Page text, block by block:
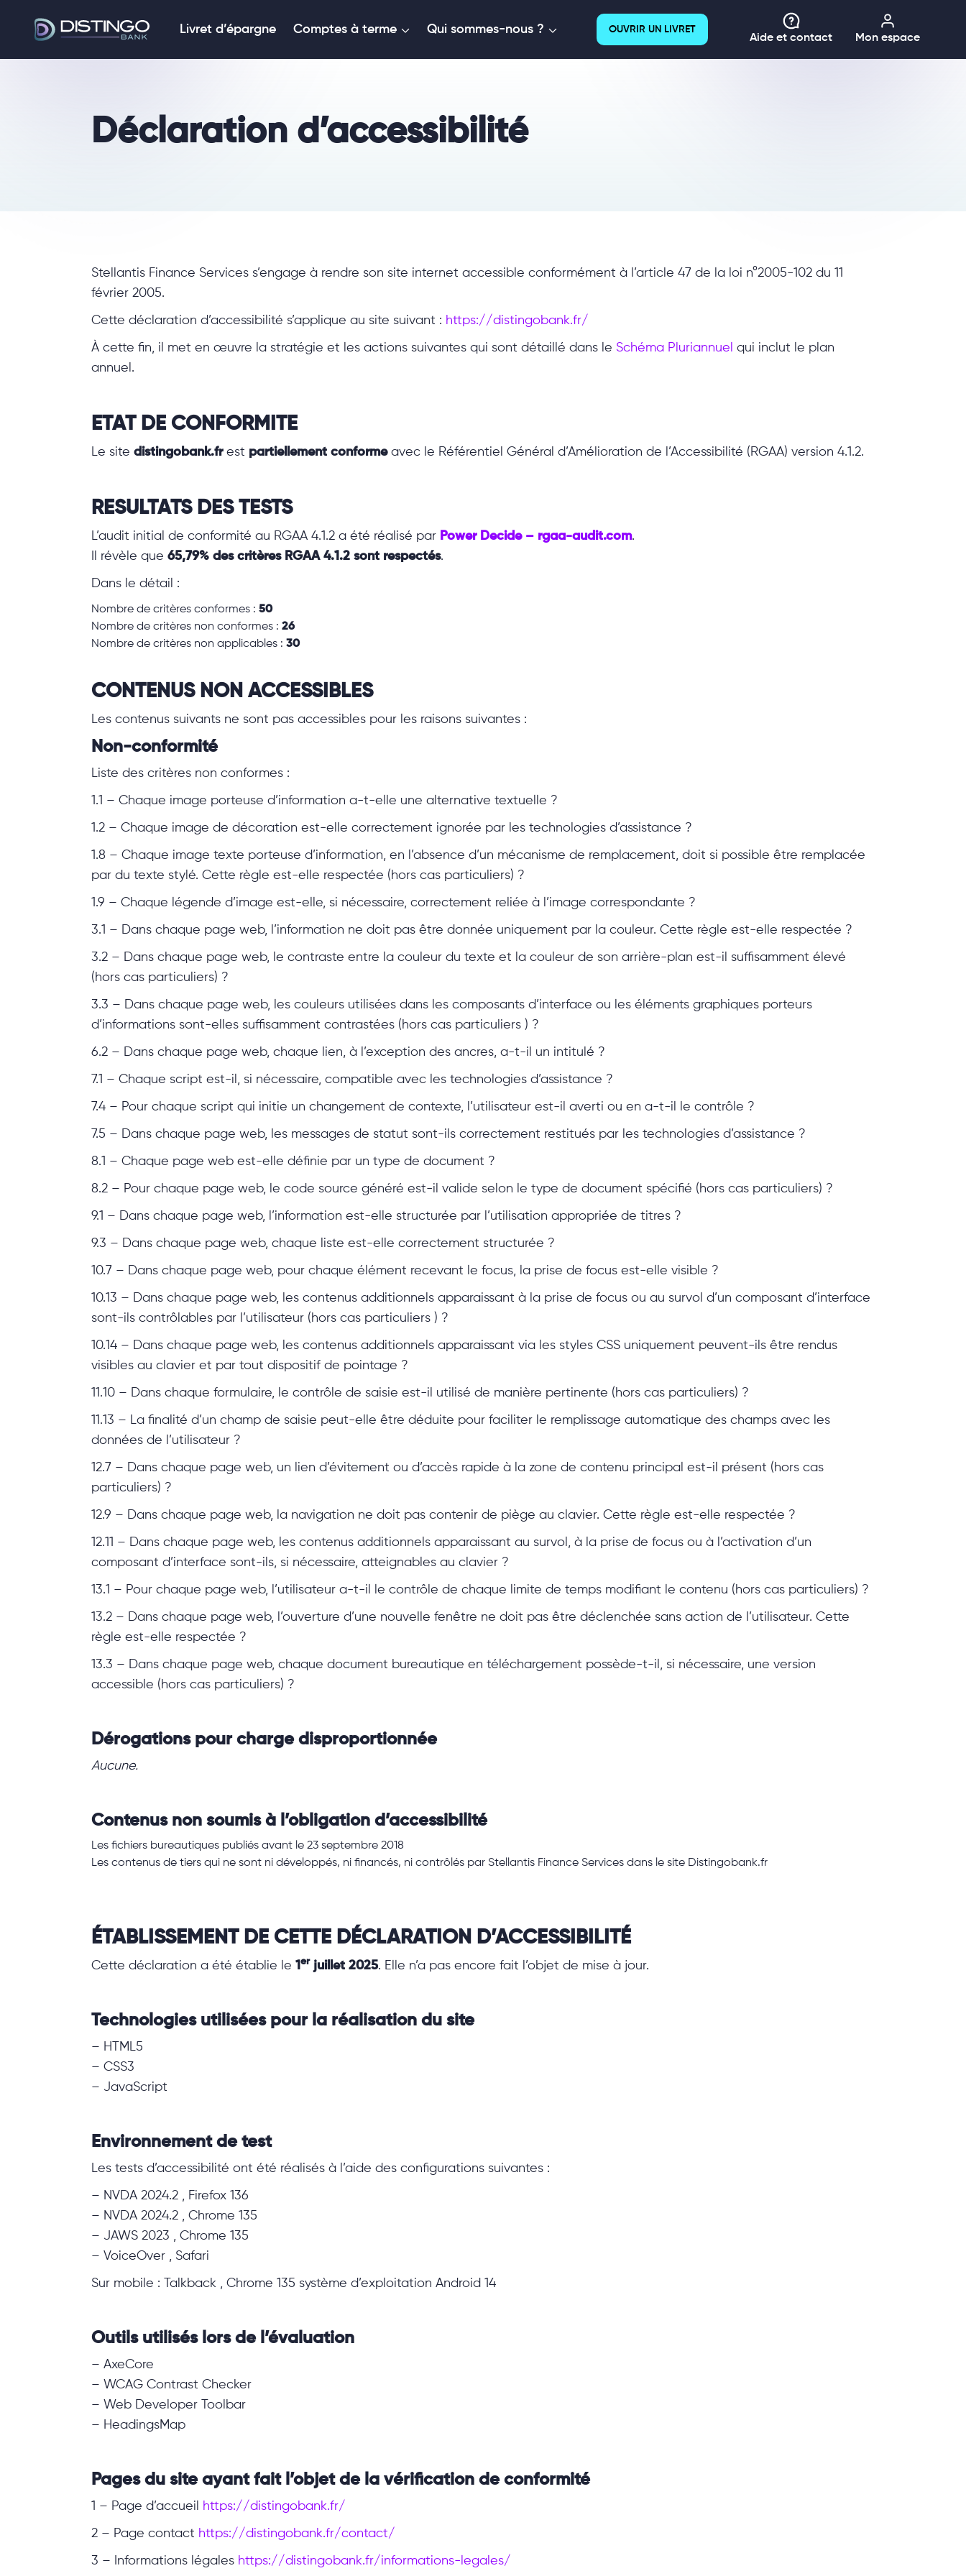
Livret d’épargne Comptes à terme Qui sommes-nous ?
Aide et contact Mon espace
OUVRIR UN LIVRET
Déclaration d’accessibilité
Stellantis Finance Services s’engage à rendre son site internet accessible conformément à l’article 47 de la loi n°2005-102 du 11
février 2005.
Cette déclaration d’accessibilité s’applique au site suivant : https://distingobank.fr/
À cette fin, il met en œuvre la stratégie et les actions suivantes qui sont détaillé dans le Schéma Pluriannuel qui inclut le plan
annuel.
ETAT DE CONFORMITE
Le site distingobank.fr est partiellement conformeavec le Référentiel Général d’Amélioration de l’Accessibilité (RGAA) version 4.1.2.
RESULTATS DES TESTS
L’audit initial de conformité au RGAA 4.1.2 a été réalisé par Power Decide – rgaa-audit.com.
Il révèle que 65,79% des critères RGAA 4.1.2 sont respectés.
Dans le détail :
Nombre de critères conformes : 50
Nombre de critères non conformes : 26
Nombre de critères non applicables : 30
CONTENUS NON ACCESSIBLES
Les contenus suivants ne sont pas accessibles pour les raisons suivantes :
Non-conformité
Liste des critères non conformes :
1.1 – Chaque image porteuse d’information a-t-elle une alternative textuelle ?
1.2 – Chaque image de décoration est-elle correctement ignorée par les technologies d’assistance ?
1.8 – Chaque image texte porteuse d’information, en l’absence d’un mécanisme de remplacement, doit si possible être remplacée
par du texte stylé. Cette règle est-elle respectée (hors cas particuliers) ?
1.9 – Chaque légende d’image est-elle, si nécessaire, correctement reliée à l’image correspondante ?
3.1 – Dans chaque page web, l’information ne doit pas être donnée uniquement par la couleur. Cette règle est-elle respectée ?
3.2 – Dans chaque page web, le contraste entre la couleur du texte et la couleur de son arrière-plan est-il suffisamment élevé
(hors cas particuliers) ?
3.3 – Dans chaque page web, les couleurs utilisées dans les composants d’interface ou les éléments graphiques porteurs
d’informations sont-elles suffisamment contrastées (hors cas particuliers ) ?
6.2 – Dans chaque page web, chaque lien, à l’exception des ancres, a-t-il un intitulé ?
7.1 – Chaque script est-il, si nécessaire, compatible avec les technologies d’assistance ?
7.4 – Pour chaque script qui initie un changement de contexte, l’utilisateur est-il averti ou en a-t-il le contrôle ?
7.5 – Dans chaque page web, les messages de statut sont-ils correctement restitués par les technologies d’assistance ?
8.1 – Chaque page web est-elle définie par un type de document ?
8.2 – Pour chaque page web, le code source généré est-il valide selon le type de document spécifié (hors cas particuliers) ?
9.1 – Dans chaque page web, l’information est-elle structurée par l’utilisation appropriée de titres ?
9.3 – Dans chaque page web, chaque liste est-elle correctement structurée ?
10.7 – Dans chaque page web, pour chaque élément recevant le focus, la prise de focus est-elle visible ?
10.13 – Dans chaque page web, les contenus additionnels apparaissant à la prise de focus ou au survol d’un composant d’interface
sont-ils contrôlables par l’utilisateur (hors cas particuliers ) ?
10.14 – Dans chaque page web, les contenus additionnels apparaissant via les styles CSS uniquement peuvent-ils être rendus
visibles au clavier et par tout dispositif de pointage ?
11.10 – Dans chaque formulaire, le contrôle de saisie est-il utilisé de manière pertinente (hors cas particuliers) ?
11.13 – La finalité d’un champ de saisie peut-elle être déduite pour faciliter le remplissage automatique des champs avec les
données de l’utilisateur ?
12.7 – Dans chaque page web, un lien d’évitement ou d’accès rapide à la zone de contenu principal est-il présent (hors cas
particuliers) ?
12.9 – Dans chaque page web, la navigation ne doit pas contenir de piège au clavier. Cette règle est-elle respectée ?
12.11 – Dans chaque page web, les contenus additionnels apparaissant au survol, à la prise de focus ou à l’activation d’un
composant d’interface sont-ils, si nécessaire, atteignables au clavier ?
13.1 – Pour chaque page web, l’utilisateur a-t-il le contrôle de chaque limite de temps modifiant le contenu (hors cas particuliers) ?
13.2 – Dans chaque page web, l’ouverture d’une nouvelle fenêtre ne doit pas être déclenchée sans action de l’utilisateur. Cette
règle est-elle respectée ?
13.3 – Dans chaque page web, chaque document bureautique en téléchargement possède-t-il, si nécessaire, une version
accessible (hors cas particuliers) ?
Dérogations pour charge disproportionnée
Aucune.
Contenus non soumis à l’obligation d’accessibilité
Les fichiers bureautiques publiés avant le 23 septembre 2018
Les contenus de tiers qui ne sont ni développés, ni financés, ni contrôlés par Stellantis Finance Services dans le site Distingobank.fr
ÉTABLISSEMENT DE CETTE DÉCLARATION D’ACCESSIBILITÉ
Cette déclaration a été établie le 1 er juillet 2025. Elle n’a pas encore fait l’objet de mise à jour.
Technologies utilisées pour la réalisation du site
– HTML5
– CSS3
– JavaScript
Environnement de test
Les tests d’accessibilité ont été réalisés à l’aide des configurations suivantes :
– NVDA 2024.2 , Firefox 136
– NVDA 2024.2 , Chrome 135
– JAWS 2023 , Chrome 135
– VoiceOver , Safari
Sur mobile : Talkback , Chrome 135 système d’exploitation Android 14
Outils utilisés lors de l’évaluation
– AxeCore
– WCAG Contrast Checker
– Web Developer Toolbar
– HeadingsMap
Pages du site ayant fait l’objet de la vérification de conformité
1 – Page d’accueil https://distingobank.fr/
2 – Page contact https://distingobank.fr/contact/
3 – Informations légales https://distingobank.fr/informations-legales/